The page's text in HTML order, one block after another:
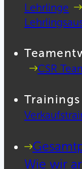
Lehrlinge
CSR
Wie wir